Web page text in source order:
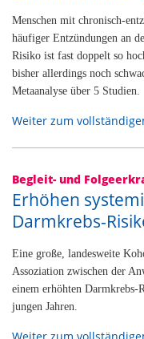
Menschen mit chronisch-
häufiger Entzündungen an
Risiko ist fast doppelt so
bisher allerdings noch
Metaanalyse über 5 Studien.
Weiter zum
Begleit- und
Erhöhen
Darmkrebs-
Eine große, landesweite
Assoziation zwischen der
einem erhöhten
jungen Jahren.
Weiter zum